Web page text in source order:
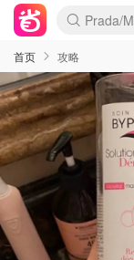
Prada/
首页 攻略